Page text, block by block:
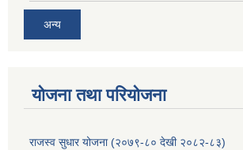
अन्य
योजना तथा परियोजना
राजस्व सुधार योजना (२०७९-८० देखी २०८२-८३)